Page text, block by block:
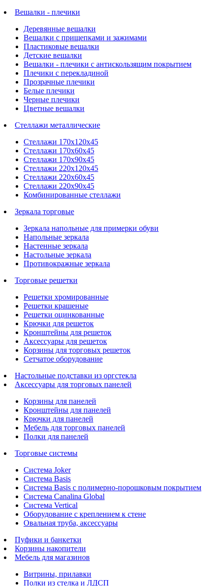
Вешалки - плечики
Деревянные вешалки
Вешалки с прищепками и зажимами
Пластиковые вешалки
Детские вешалки
Вешалки - плечики с антискользящим покрытием
Плечики с перекладиной
Прозрачные плечики
Белые плечики
Черные плечики
Цветные вешалки
Стеллажи металлические
Стеллажи 170х120х45
Стеллажи 170х60х45
Стеллажи 170х90х45
Стеллажи 220х120х45
Стеллажи 220х60х45
Стеллажи 220х90х45
Комбинированные стеллажи
Зеркала торговые
Зеркала напольные для примерки обуви
Напольные зеркала
Настенные зеркала
Настольные зеркала
Противокражные зеркала
Торговые решетки
Решетки хромированные
Решетки крашеные
Решетки оцинкованные
Крючки для решеток
Кронштейны для решеток
Аксессуары для решеток
Корзины для торговых решеток
Сетчатое оборудование
Настольные подставки из оргстекла
Аксессуары для торговых панелей
Корзины для панелей
Кронштейны для панелей
Крючки для панелей
Мебель для торговых панелей
Полки для панелей
Торговые системы
Система Joker
Система Basis
Система Basis с полимерно-порошковым покрытием
Система Canalina Global
Система Vertical
Оборудование с креплением к стене
Овальная труба, аксессуары
Пуфики и банкетки
Корзины накопители
Мебель для магазинов
Витрины, прилавки
Полки из стелка и ЛДСП